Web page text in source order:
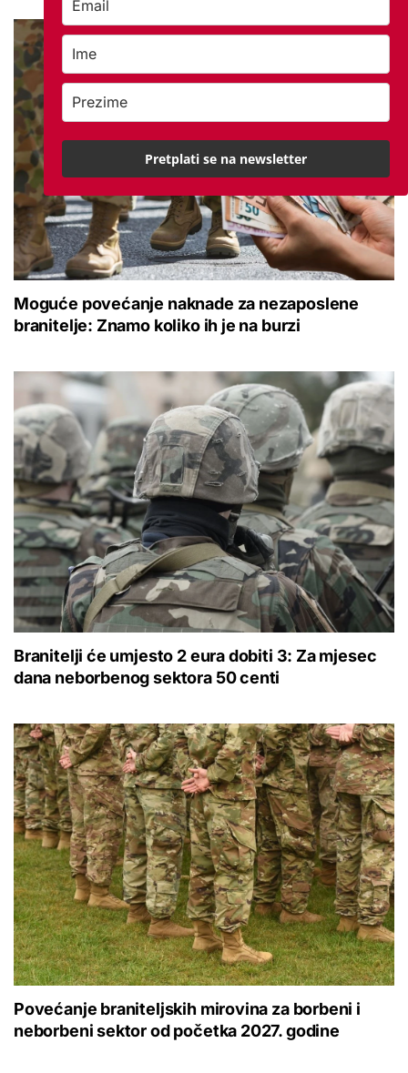
Moguće povećanje naknade za nezaposlene
branitelje: Znamo koliko ih je na burzi
Branitelji će umjesto 2 eura dobiti 3: Za mjesec
dana neborbenog sektora 50 centi
Povećanje braniteljskih mirovina za borbeni i
neborbeni sektor od početka 2027. godine
Pretplati se na newsletter